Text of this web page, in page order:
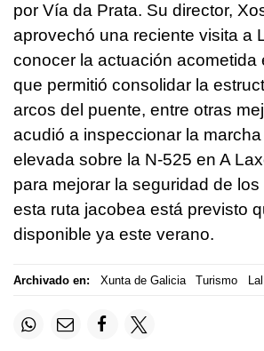
por Vía da Prata. Su director,
aprovechó una reciente visita a
conocer la actuación acometida
que permitió consolidar la
arcos del puente, entre otras
acudió a inspeccionar la
elevada sobre la N-525 en A
para mejorar la seguridad de
esta ruta jacobea está previsto
disponible ya este verano.
Archivado en: Xunta de Galicia Turismo